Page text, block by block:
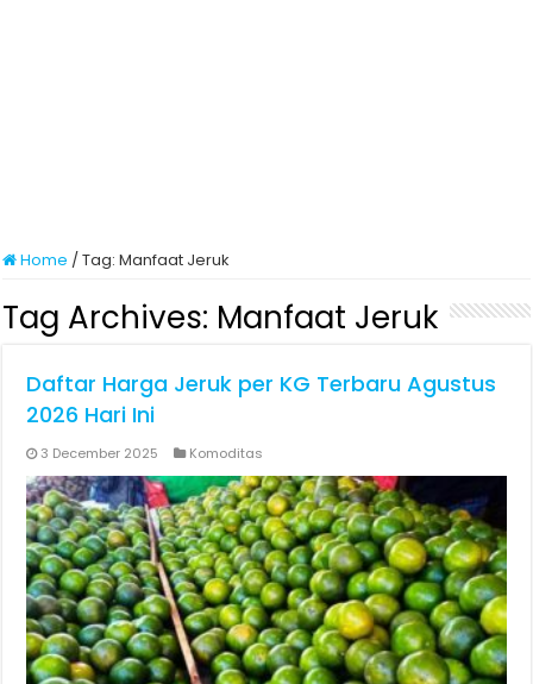
Home /Tag:Manfaat Jeruk
Tag Archives: Manfaat Jeruk
Daftar Harga Jeruk per KG Terbaru Agustus
2026 Hari Ini
3 December 2025 Komoditas